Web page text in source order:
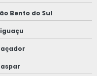
e óleo
consumo humano
Bento do Sul